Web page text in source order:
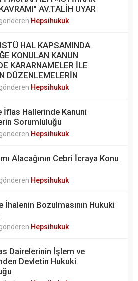
AV.TALİH UYAR
Hepsihukuk
HAL KAPSAMINDA
KONULAN KANUN
KARARNAMELER İLE
DÜZENLEMELERİN
Hepsihukuk
İflas Hallerinde Kanuni
Sorumluluğu
Hepsihukuk
Alacağının Cebri İcraya Konu
Hepsihukuk
İhalenin Bozulmasının Hukuki
Hepsihukuk
Dairelerinin İşlem ve
Devletin Hukuki